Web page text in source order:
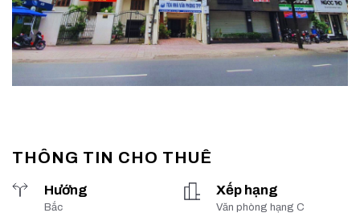
THÔNG TIN CHO THUÊ
Hướng
Bắc
Xếp hạng
Văn phòng hạng C